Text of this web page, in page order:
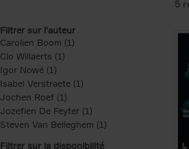
Filtrer sur l'auteur
Carolien Boom (1)
Clo Willaerts (1)
Igor Nowé (1)
Isabel Verstraete (1) Apply Isabel Verstraete
Jochen Roef (1)
Jozefien De Feyter (1) Apply Jozefien De
Steven Van Belleghem (1) Apply Steven Van
Filtrer sur la disponibilité
5